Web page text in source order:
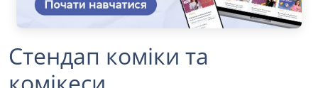
Стендап коміки та